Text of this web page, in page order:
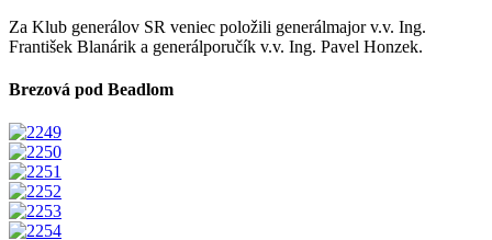
Za Klub generálov SR veniec položili generálmajor v.v. Ing.
František Blanárik a generálporučík v.v. Ing. Pavel Honzek.
Brezová pod Beadlom